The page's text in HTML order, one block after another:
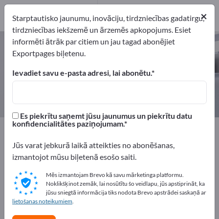
Starojuma aizsargkabīnes –
atrodiet ražotājus un piegādātājus
Ražotājs1
Exportpages
Drošība un aizsardzība
Aizsardzība pret radiāciju
Starojuma aizsargkabīnes
Reklāmējieties bez maksas
Exportpages!
Pieprasījumi – Piedāvājumi – Lietotas preces – Biznesa
×
Starptautisko jaunumu, inovāciju, tirdzniecības gadatirgu,
tirdzniecības iekšzemē un ārzemēs apkopojums. Esiet
informēti ātrāk par citiem un jau tagad abonējiet
Exportpages biļetenu.
Ievadiet savu e-pasta adresi, lai abonētu.
Es piekrītu saņemt jūsu jaunumus un piekrītu datu
konfidencialitātes paziņojumam.
Jūs varat jebkurā laikā atteikties no abonēšanas,
izmantojot mūsu biļetenā esošo saiti.
Mēs izmantojam Brevo kā savu mārketinga platformu.
Noklikšķinot zemāk, lai nosūtītu šo veidlapu, jūs apstiprināt, ka
jūsu sniegtā informācija tiks nodota Brevo apstrādei saskaņā ar
lietošanas noteikumiem.